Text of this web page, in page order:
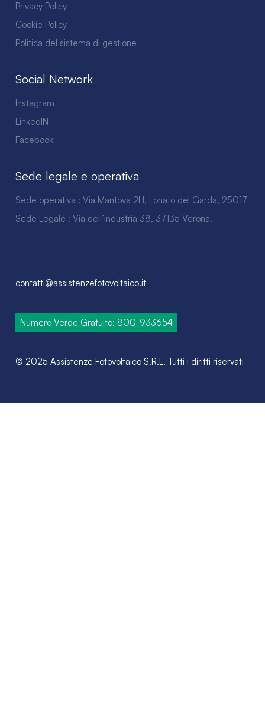
Privacy Policy
Cookie Policy
Politica del sistema di gestione
Social Network
Instagram
LinkedIN
Facebook
Sede legale e operativa
Sede operativa : Via Mantova 2H, Lonato del Garda, 25017
Sede Legale : Via dell’industria 38, 37135 Verona.
contatti@assistenzefotovoltaico.it
Numero Verde Gratuito: 800-933654
© 2025 Assistenze Fotovoltaico S.R.L. Tutti i diritti riservati